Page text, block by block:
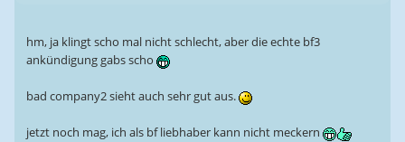
hm, ja klingt scho mal nicht schlecht, aber die echte bf3
ankündigung gabs scho
bad company2 sieht auch sehr gut aus.
jetzt noch mag, ich als bf liebhaber kann nicht meckern